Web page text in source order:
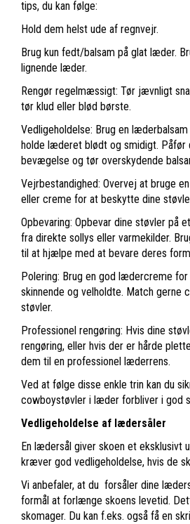
tips, du kan følge:
Hold dem helst ude af regnvejr.
Brug kun fedt/balsam på glat læder.
lignende læder.
Rengør regelmæssigt: Tør jævnligt
tør klud eller blød børste.
Vedligeholdelse: Brug en
holde læderet blødt og smidigt.
bevægelse og tør overskydende
Vejrbestandighed: Overvej at bruge
eller creme for at beskytte dine
Opbevaring: Opbevar dine støvler på
fra direkte sollys eller varmekilder.
til at hjælpe med at bevare deres
Polering: Brug en god lædercreme
skinnende og velholdte. Match gerne
støvler.
Professionel rengøring: Hvis dine
rengøring, eller hvis der er hårde
dem til en professionel læderrens.
Ved at følge disse enkle trin kan du
cowboystøvler i læder forbliver i god
Vedligeholdelse af lædersåler
En lædersål giver skoen et eksklusivt
kræver god vedligeholdelse, hvis de
Vi anbefaler, at du forsåler dine
formål at forlænge skoens levetid.
skomager. Du kan f.eks. også få en